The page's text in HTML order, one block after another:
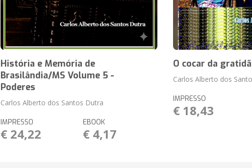
História e Memória de
Brasilândia/MS Volume 5 -
Poderes
Carlos Alberto dos Santos Dutra
IMPRESSO
€ 24,22
EBOOK
€ 4,17
O cocar da
Carlos Alberto dos
IMPRESSO
€ 18,43